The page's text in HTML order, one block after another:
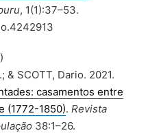
, 1(1):37–53.
& SCOTT, Dario. 2021.
casamentos entre
(1772-1850). Revista
38:1–26.